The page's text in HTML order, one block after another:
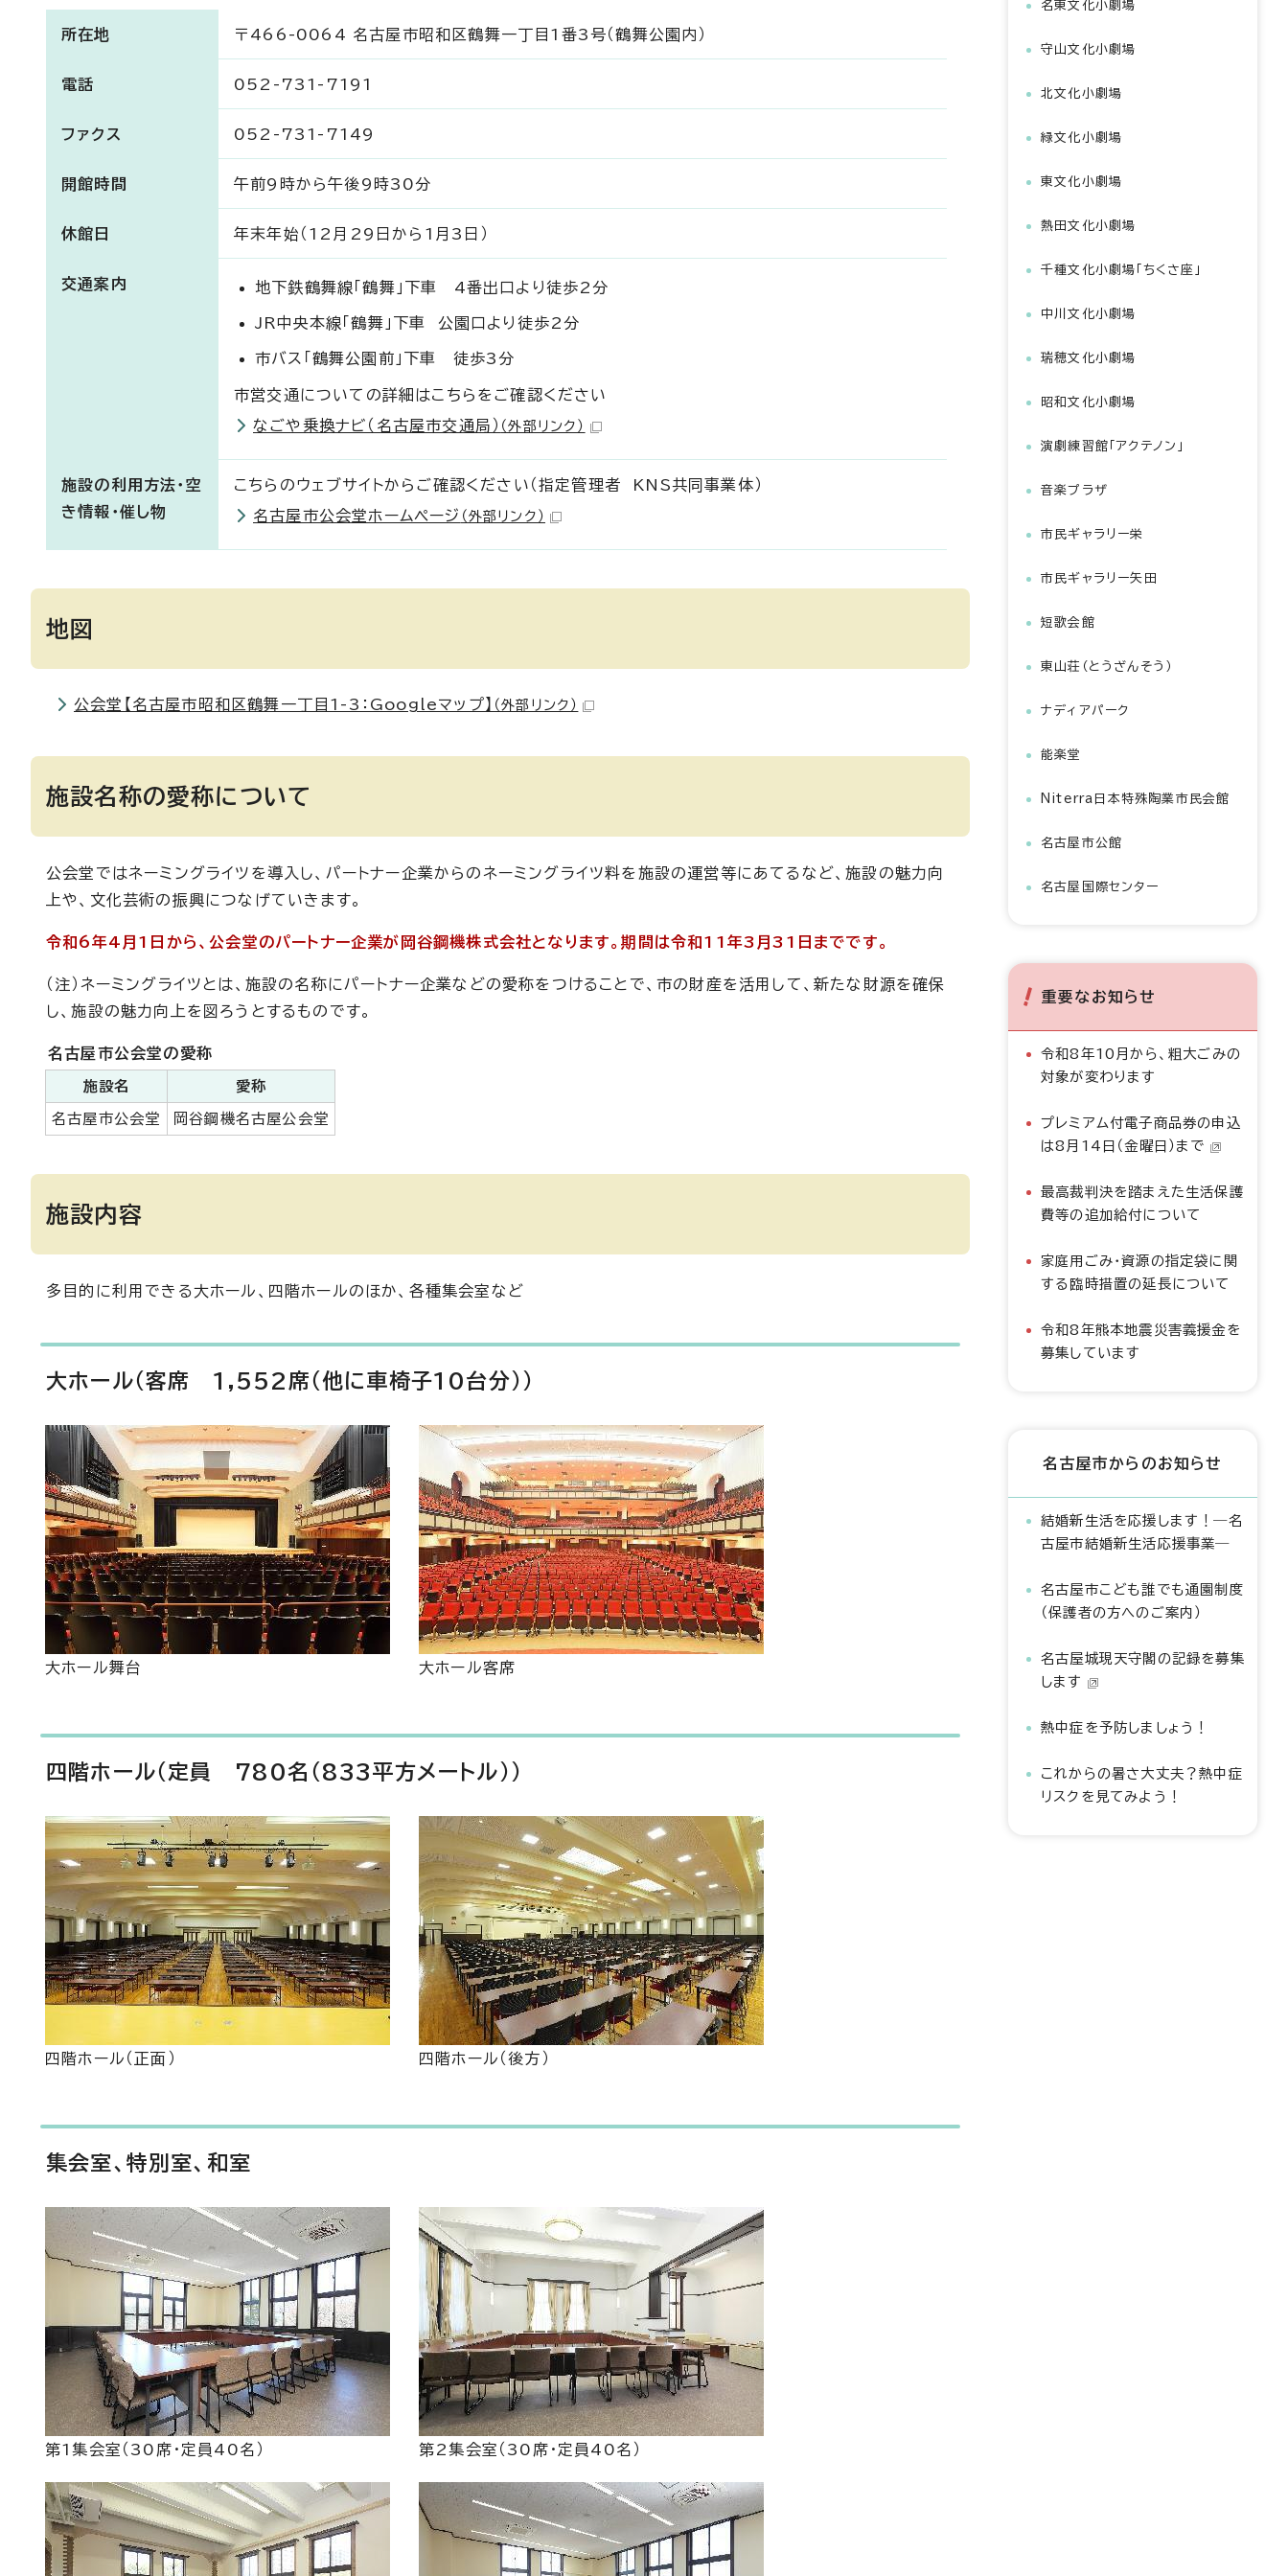
所在地 〒466-0064 名古屋市昭和区鶴舞一丁目1番3号（鶴舞公園内）
電話 052-731-7191
ファクス 052-731-7149
開館時間 午前9時から午後9時30分
休館日 年末年始（12月29日から1月3日）
交通案内 地下鉄鶴舞線「鶴舞」下車 4番出口より徒歩2分
JR中央本線「鶴舞」下車 公園口より徒歩2分
市バス「鶴舞公園前」下車 徒歩3分
市営交通についての詳細はこちらをご確認ください
なごや乗換ナビ（名古屋市交通局） （外部リンク）
施設の利用方法・空
き情報・催し物
こちらのウェブサイトからご確認ください（指定管理者 KNS共同事業体）
名古屋市公会堂ホームページ （外部リンク）
地図
公会堂【名古屋市昭和区鶴舞一丁目1-3：Googleマップ】 （外部リンク）
施設名称の愛称について
公会堂ではネーミングライツを導入し、パートナー企業からのネーミングライツ料を施設の運営等にあてるなど、施設の魅力向
上や、文化芸術の振興につなげていきます。
令和6年4月1日から、公会堂のパートナー企業が岡谷鋼機株式会社となります。期間は令和11年3月31日までです。
（注）ネーミングライツとは、施設の名称にパートナー企業などの愛称をつけることで、市の財産を活用して、新たな財源を確保
し、施設の魅力向上を図ろうとするものです。
名古屋市公会堂の愛称
施設名 愛称
名古屋市公会堂 岡谷鋼機名古屋公会堂
施設内容
多目的に利用できる大ホール、四階ホールのほか、各種集会室など
大ホール（客席 1,552席（他に車椅子10台分））
大ホール舞台 大ホール客席
四階ホール（定員 780名（833平方メートル））
四階ホール（正面） 四階ホール（後方）
集会室、特別室、和室
第1集会室（30席・定員40名） 第2集会室（30席・定員40名）
名東文化小劇場
守山文化小劇場
北文化小劇場
緑文化小劇場
東文化小劇場
熱田文化小劇場
千種文化小劇場「ちくさ座」
中川文化小劇場
瑞穂文化小劇場
昭和文化小劇場
演劇練習館「アクテノン」
音楽プラザ
市民ギャラリー栄
市民ギャラリー矢田
短歌会館
東山荘（とうざんそう）
ナディアパーク
能楽堂
Niterra日本特殊陶業市民会館
名古屋市公館
名古屋国際センター
重要なお知らせ
令和8年10月から、粗大ごみの
対象が変わります
プレミアム付電子商品券の申込
は8月14日（金曜日）まで
最高裁判決を踏まえた生活保護
費等の追加給付について
家庭用ごみ・資源の指定袋に関
する臨時措置の延長について
令和8年熊本地震災害義援金を
募集しています
名古屋市からのお知らせ
結婚新生活を応援します！―名
古屋市結婚新生活応援事業―
名古屋市こども誰でも通園制度
（保護者の方へのご案内）
名古屋城現天守閣の記録を募集
します
熱中症を予防しましょう！
これからの暑さ大丈夫？熱中症
リスクを見てみよう！